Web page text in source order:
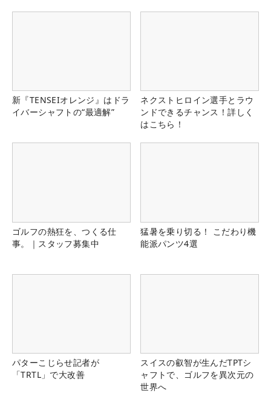
新『TENSEIオレンジ』はドラ
イバーシャフトの“最適解”
ネクストヒロイン選手とラウ
ンドできるチャンス！詳しく
はこちら！
ゴルフの熱狂を、つくる仕
事。｜スタッフ募集中
猛暑を乗り切る！ こだわり機
能派パンツ4選
パターこじらせ記者が
「TRTL」で大改善
スイスの叡智が生んだTPTシ
ャフトで、ゴルフを異次元の
世界へ